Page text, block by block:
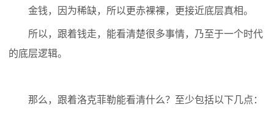
金钱，因为稀缺，所以更赤裸裸，更接近底层真相。
所以，跟着钱走，能看清楚很多事情，乃至于一个时代
的底层逻辑。
那么，跟着洛克菲勒能看清什么？至少包括以下几点：